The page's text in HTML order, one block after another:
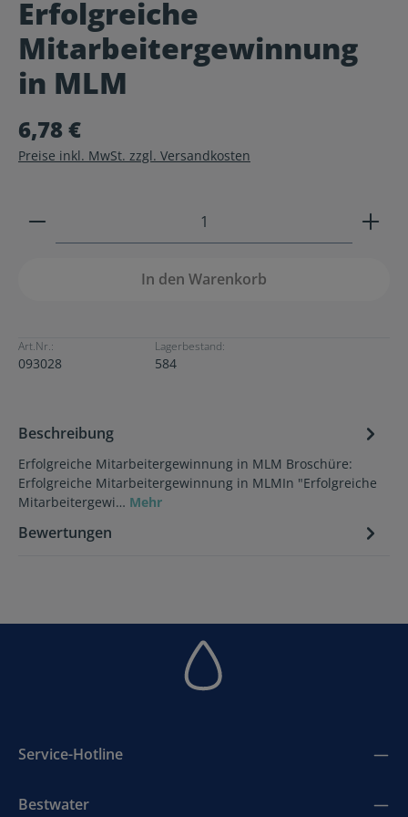
Durchschnittliche Bewertung von 0 von 5 Sternen
Erfolgreiche
Mitarbeitergewinnung
in MLM
6,78 €
Preise inkl. MwSt. zzgl. Versandkosten
Produkt Anzahl: Gib den gewünschten Wert ein
In den Warenkorb
Art.Nr.:
093028
Lagerbestand:
584
Beschreibung
Erfolgreiche Mitarbeitergewinnung in MLM Broschüre:
Erfolgreiche Mitarbeitergewinnung in MLMIn "Erfolgreiche
Mitarbeitergewi… Mehr
Bewertungen
Service-Hotline
Bestwater